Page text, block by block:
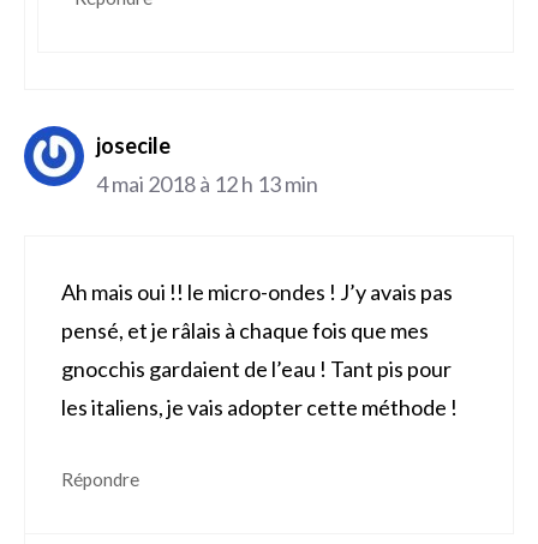
josecile
4 mai 2018 à 12 h 13 min
Ah mais oui !! le micro-ondes ! J’y avais pas
pensé, et je râlais à chaque fois que mes
gnocchis gardaient de l’eau ! Tant pis pour
les italiens, je vais adopter cette méthode !
Répondre